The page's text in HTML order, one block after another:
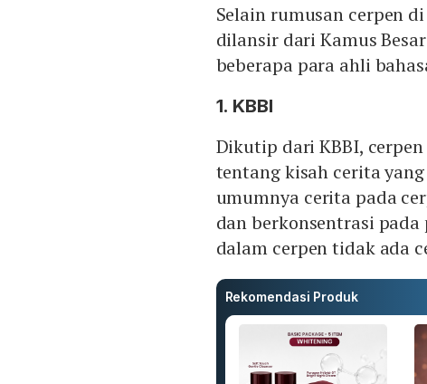
Selain rumusan cerpen
dilansir dari Kamus
beberapa para ahli
1. KBBI
Dikutip dari KBBI,
tentang kisah cerita
umumnya cerita pada
dan berkonsentrasi
dalam cerpen tidak ada
Rekomendasi Produk